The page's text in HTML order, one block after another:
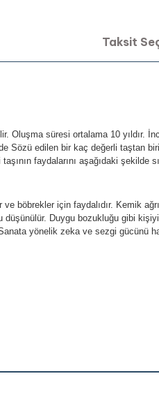
Taksit
süresi ortalama 10 yıldır.
Sözü edilen bir kaç değerli taştan
faydalarını aşağıdaki şekilde
böbrekler için faydalıdır. Kemik
Duygu bozukluğu gibi
yönelik zeka ve sezgi gücünü